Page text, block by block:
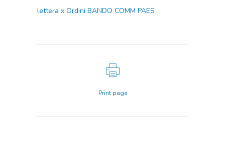
lettera x Ordini BANDO COMM PAES
Print page